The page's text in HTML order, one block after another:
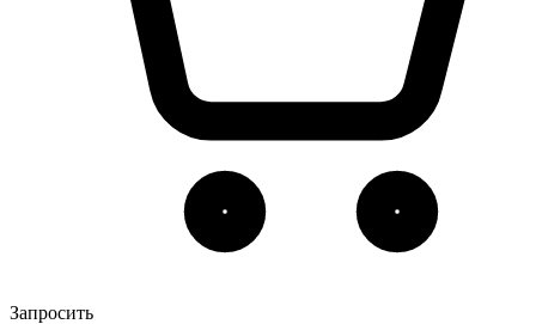
Запросить